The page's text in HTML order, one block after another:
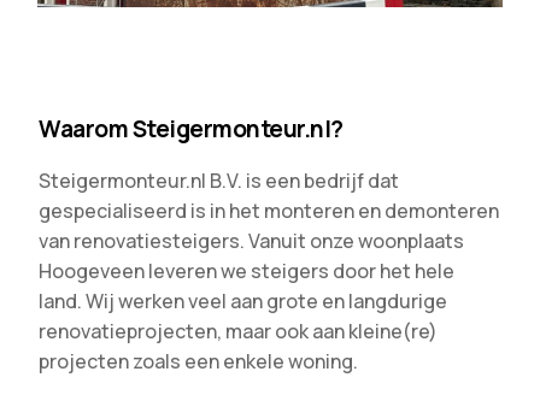
Waarom Steigermonteur.nl?
Steigermonteur.nl B.V. is een bedrijf dat
gespecialiseerd is in het monteren en demonteren
van renovatiesteigers. Vanuit onze woonplaats
Hoogeveen leveren we steigers door het hele
land. Wij werken veel aan grote en langdurige
renovatieprojecten, maar ook aan kleine(re)
projecten zoals een enkele woning.